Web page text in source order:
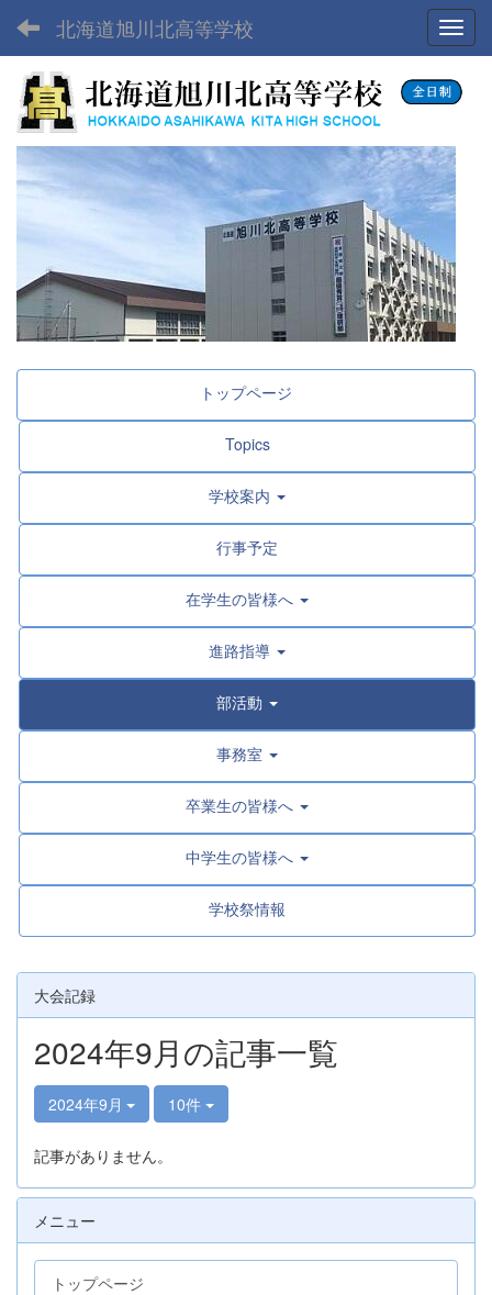
北海道旭川北高等学校
トップページ
Topics
学校案内
行事予定
在学生の皆様へ
進路指導
部活動
事務室
卒業生の皆様へ
中学生の皆様へ
学校祭情報
大会記録
2024年9月の記事一覧
2024年9月 10件
記事がありません。
メニュー
トップページ